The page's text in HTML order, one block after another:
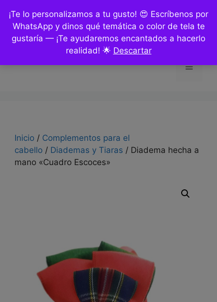
¡Te lo personalizamos a tu gusto! 😍 Escríbenos por
WhatsApp y dinos qué temática o color de tela te
gustaría — ¡Te ayudaremos encantados a hacerlo
realidad! 🌟 Descartar
contenido
Menú
Inicio / Complementos para el
cabello / Diademas y Tiaras / Diadema hecha a
mano «Cuadro Escoces»